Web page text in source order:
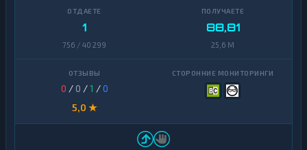
1
756 / 40 299
88,81
25,6 M
0 / 0 /1 /0
5,0 ★